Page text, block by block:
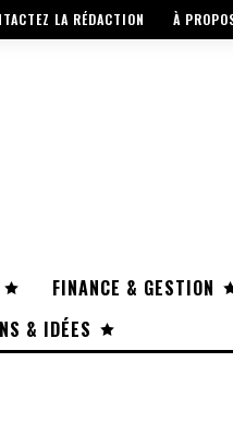
LA RÉDACTION À
FINANCE & GESTION
& IDÉES